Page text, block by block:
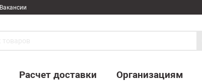
Вакансии
Расчет доставки Организациям